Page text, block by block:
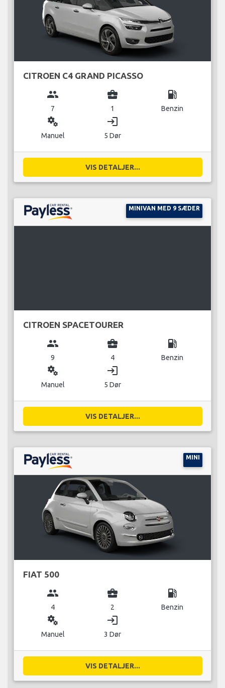
CITROEN C4 GRAND PICASSO
group
7
business_center
1
local_gas_station
Benzin
miscellaneous_services
Manuel
login
5 Dør
VIS DETALJER...
MINIVAN MED 9 SÆDER
CITROEN SPACETOURER
group
9
business_center
4
local_gas_station
Benzin
miscellaneous_services
Manuel
login
5 Dør
VIS DETALJER...
MINI
FIAT 500
group
4
business_center
2
local_gas_station
Benzin
miscellaneous_services
Manuel
login
3 Dør
VIS DETALJER...